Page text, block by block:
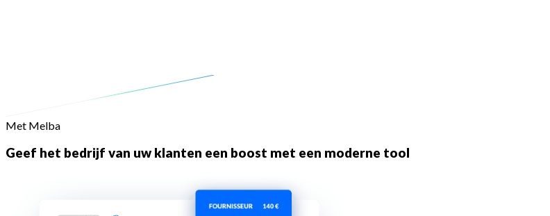
Met Melba
Geef het bedrijf van uw klanten een boost met een moderne tool